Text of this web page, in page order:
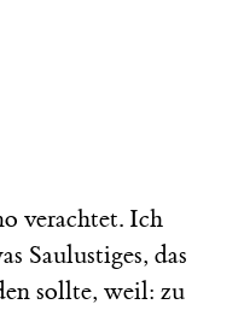
verachtet. Ich
Saulustiges, das
sollte, weil: zu